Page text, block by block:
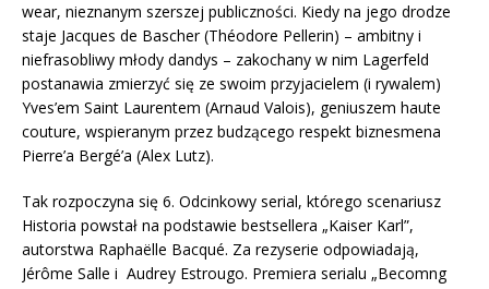
wear, nieznanym szerszej publiczności. Kiedy na jego drodze
staje Jacques de Bascher (Théodore Pellerin) – ambitny i
niefrasobliwy młody dandys – zakochany w nim Lagerfeld
postanawia zmierzyć się ze swoim przyjacielem (i rywalem)
Yves’em Saint Laurentem (Arnaud Valois), geniuszem haute
couture, wspieranym przez budzącego respekt biznesmena
Pierre’a Bergé’a (Alex Lutz).
Tak rozpoczyna się 6. Odcinkowy serial, którego scenariusz
Historia powstał na podstawie bestsellera „Kaiser Karl”,
autorstwa Raphaëlle Bacqué. Za rezyserie odpowiadają,
Jérôme Salle i Audrey Estrougo. Premiera serialu „Becomng